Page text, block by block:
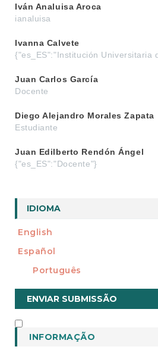
Iván Analuisa Aroca
ianaluisa
Ivanna Calvete
{"es_ES":"Institución Universitaria
Juan Carlos García
Docente
Diego Alejandro Morales Zapata
Estudiante
Juan Edilberto Rendón Ángel
{"es_ES":"Docente"}
IDIOMA
English
Español
Português
Enviar
Submissão
ENVIAR SUBMISSÃO
INFORMAÇÃO